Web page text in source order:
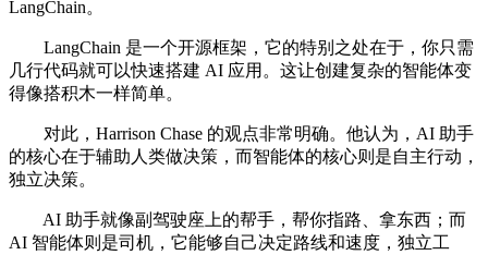
LangChain。
LangChain 是一个开源框架，它的特别之处在于，你只需
几行代码就可以快速搭建 AI 应用。这让创建复杂的智能体变
得像搭积木一样简单。
对此，Harrison Chase 的观点非常明确。他认为，AI 助手
的核心在于辅助人类做决策，而智能体的核心则是自主行动，
独立决策。
AI 助手就像副驾驶座上的帮手，帮你指路、拿东西；而
AI 智能体则是司机，它能够自己决定路线和速度，独立工